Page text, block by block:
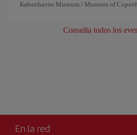
Københavns Museum / Museum of
Consulta todos los
En la red